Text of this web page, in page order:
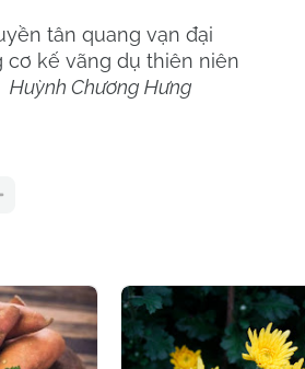
tân quang vạn đại
cơ kế vãng dụ thiên niên
Huỳnh Chương Hưng